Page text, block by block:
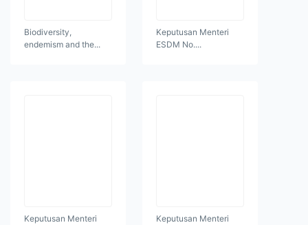
Biodiversity,
endemism and the...
Keputusan Menteri
ESDM No....
Keputusan Menteri
Keputusan Menteri